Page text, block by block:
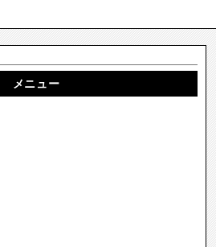
メニュー